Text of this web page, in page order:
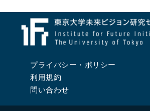
プライバシー・ポリシー
利用規約
問い合わせ